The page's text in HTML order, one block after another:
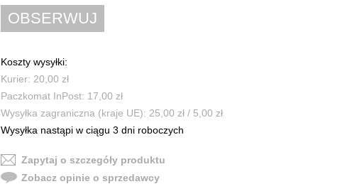
Koszty wysyłki:
Kurier: 20,00 zł
Paczkomat InPost: 17,00 zł
Wysyłka zagraniczna (kraje UE): 25,00 zł / 5,00 zł
Wysyłka nastąpi w ciągu 3 dni roboczych
Zapytaj o szczegóły produktu
Zobacz opinie o sprzedawcy